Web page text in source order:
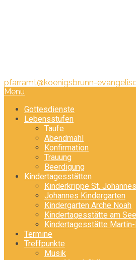
pfarramt@koenigsbrunn-
Menu
Gottesdienste
Lebensstufen
Taufe
Abendmahl
Konfirmation
Trauung
Beerdigung
Kindertagesstätten
Kinderkrippe St. Johannes
Johannes Kindergarten
Kindergarten Arche Noah
Kindertagesstätte am See
Kindertagesstätte
Termine
Treffpunkte
Musik